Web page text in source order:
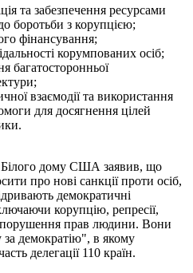
та забезпечення ресурсами
боротьби з корупцією;
фінансування;
корумпованих осіб;
багатосторонньої
взаємодії та використання
для досягнення цілей
дому США заявив, що
про нові санкції проти осіб,
демократичні
корупцію, репресії,
порушення прав людини. Вони
за демократію", в якому
делегації 110 країн.